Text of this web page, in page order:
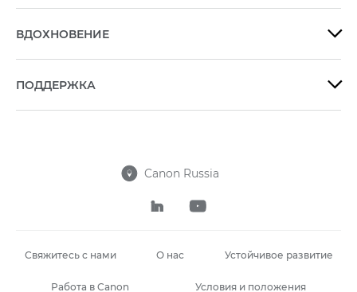
ВДОХНОВЕНИЕ 
ПОДДЕРЖКА 
 Canon Russia
 
Свяжитесь с нами О нас Устойчивое развитие
Работа в Canon Условия и положения